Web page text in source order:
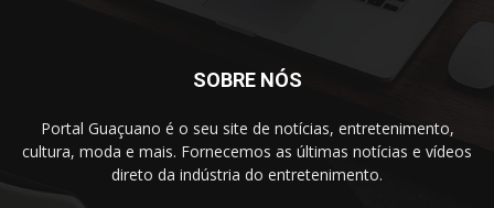
SOBRE NÓS
Portal Guaçuano é o seu site de notícias, entretenimento,
cultura, moda e mais. Fornecemos as últimas notícias e vídeos
direto da indústria do entretenimento.